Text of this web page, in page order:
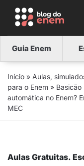
Guia Enem
Início » Aulas,
para o Enem » Basicão
automática no Enem?
MEC
Aulas Gratuitas.